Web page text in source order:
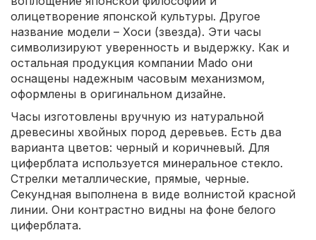
олицетворение японской культуры. Другое
название модели – Хоси (звезда). Эти часы
символизируют уверенность и выдержку. Как и
остальная продукция компании Mado они
оснащены надежным часовым механизмом,
оформлены в оригинальном дизайне.
Часы изготовлены вручную из натуральной
древесины хвойных пород деревьев. Есть два
варианта цветов: черный и коричневый. Для
циферблата используется минеральное стекло.
Стрелки металлические, прямые, черные.
Секундная выполнена в виде волнистой красной
линии. Они контрастно видны на фоне белого
циферблата.